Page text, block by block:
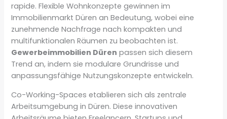
rapide. Flexible Wohnkonzepte gewinnen im
Immobilienmarkt Düren an Bedeutung, wobei eine
zunehmende Nachfrage nach kompakten und
multifunktionalen Räumen zu beobachten ist.
Gewerbeimmobilien Düren passen sich diesem
Trend an, indem sie modulare Grundrisse und
anpassungsfähige Nutzungskonzepte entwickeln.
Co-Working-Spaces etablieren sich als zentrale
Arbeitsumgebung in Düren. Diese innovativen